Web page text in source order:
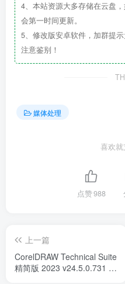
4、本站资源大多存储在云盘
会第一时间更新。
5、修改版安卓软件，加群提
注意鉴别！
媒体处理
喜欢
点赞988
上一篇
CorelDRAW Technical Suite
精简版 2023 v24.5.0.731 直